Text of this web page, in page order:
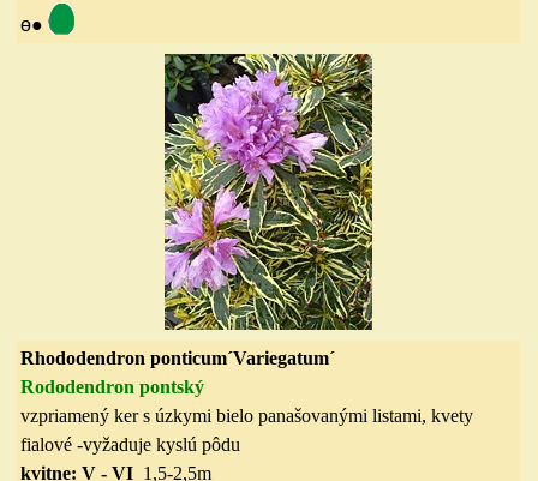
ө●
Rhododendron ponticum´Variegatum´
Rododendron pontský
vzpriamený ker s úzkymi bielo panašovanými listami, kvety
fialové -vyžaduje kyslú pôdu
kvitne: V - VI 1,5-2,5m